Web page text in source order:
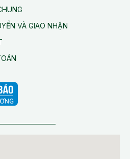
VÀ GIAO NHẬN